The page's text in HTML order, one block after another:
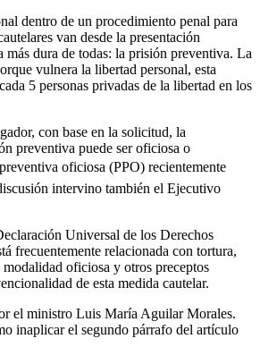
dentro de un procedimiento penal para
van desde la presentación
dura de todas: la prisión preventiva. La
vulnera la libertad personal, esta
5 personas privadas de la libertad en los
con base en la solicitud, la
preventiva puede ser oficiosa o
oficiosa (PPO) recientemente
intervino también el Ejecutivo
Universal de los Derechos
frecuentemente relacionada con tortura,
oficiosa y otros preceptos
de esta medida cautelar.
el ministro Luis María Aguilar Morales.
inaplicar el segundo párrafo del artículo